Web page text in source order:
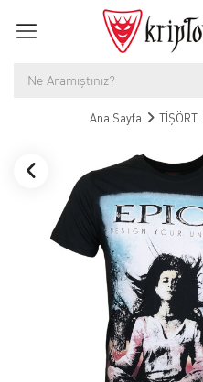
Ana Sayfa TİŞÖRT